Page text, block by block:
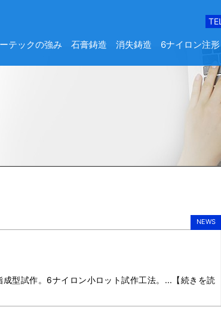
TEL
テックの強み 石膏鋳造 消失鋳造 6ナイロン注形
NEWS
型試作。6ナイロン小ロット試作工法。...【続きを読